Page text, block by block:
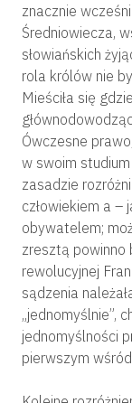
znacznie
Średniowiecza,
słowiańskich
rola królów nie
Mieściła się
Ówczesne
w swoim studium
zasadzie
człowiekiem a –
obywatelem;
zresztą powinno
rewolucyjnej
sądzenia
„jednomyślnie”,
jednomyślności
pierwszym